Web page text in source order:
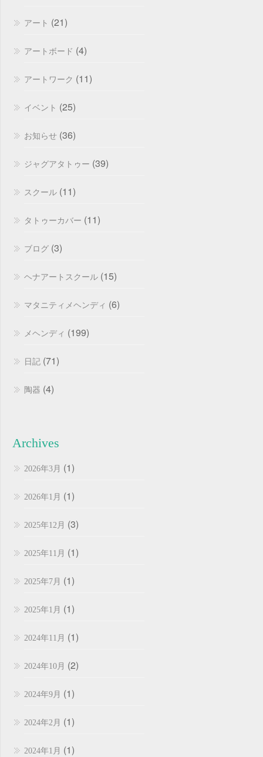
アート (21)
アートボード (4)
アートワーク (11)
イベント (25)
お知らせ (36)
ジャグアタトゥー (39)
スクール (11)
タトゥーカバー (11)
ブログ (3)
ヘナアートスクール (15)
マタニティメヘンディ (6)
メヘンディ (199)
日記 (71)
陶器 (4)
Archives
2026年3月 (1)
2026年1月 (1)
2025年12月 (3)
2025年11月 (1)
2025年7月 (1)
2025年1月 (1)
2024年11月 (1)
2024年10月 (2)
2024年9月 (1)
2024年2月 (1)
2024年1月 (1)